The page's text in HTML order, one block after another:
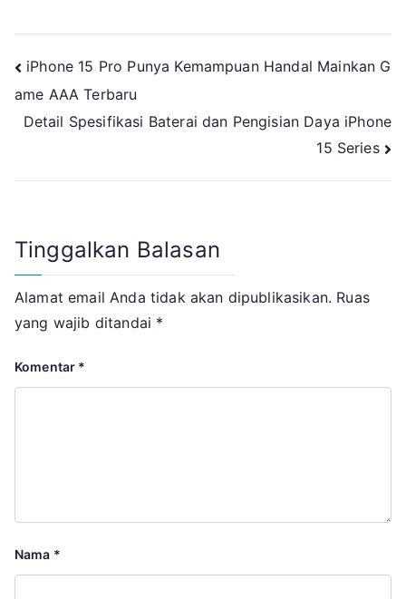
Navigasi
pos
iPhone 15 Pro Punya Kemampuan Handal Mainkan G
ame AAA Terbaru
Detail Spesifikasi Baterai dan Pengisian Daya iPhone
15 Series
Tinggalkan Balasan
Alamat email Anda tidak akan dipublikasikan. Ruas
yang wajib ditandai *
Komentar *
Nama *